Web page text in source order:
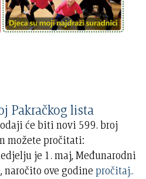
Pakračkog lista
će biti novi 599. broj
možete pročitati:
naročito ove godinepročitaj..